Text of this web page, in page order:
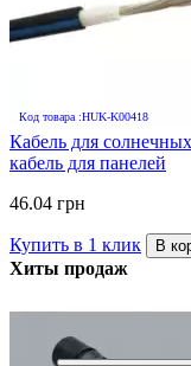
Код товара :HUK-K00418
Кабель для
кабель для панелей
46.04 грн
Купить в 1 клик В
Хиты продаж